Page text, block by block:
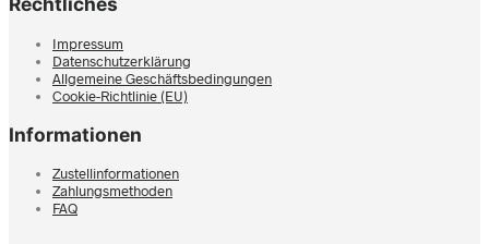
Impressum
Datenschutzerklärung
Allgemeine Geschäftsbedingungen
Cookie-Richtlinie (EU)
Informationen
Zustellinformationen
Zahlungsmethoden
FAQ